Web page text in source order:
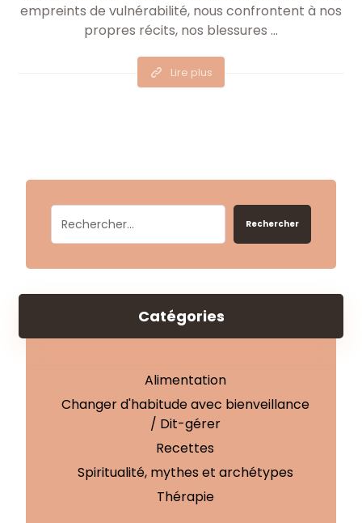
empreints de vulnérabilité, nous confrontent à nos
propres récits, nos blessures ...
Lire plus
Rechercher
Catégories
Alimentation
Changer d'habitude avec bienveillance
/ Dit-gérer
Recettes
Spiritualité, mythes et archétypes
Thérapie